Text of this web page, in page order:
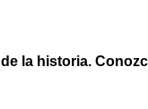
de la historia.